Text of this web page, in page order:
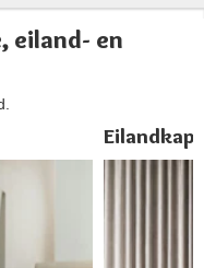
eiland- en
Eilandkap